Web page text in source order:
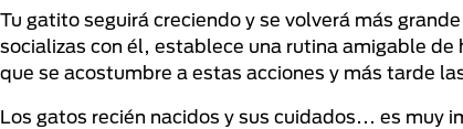
Tu gatito seguirá creciendo y se volverá más
socializas con él, establece una rutina amigable de
que se acostumbre a estas acciones y más tarde
Los gatos recién nacidos y sus cuidados... es muy